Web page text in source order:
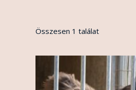
Összesen 1 találat